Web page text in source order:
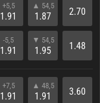
+5,5
1.91
-5,5
1.91
▲ 54,5
1.87
▼ 54,5
1.95
2.70
1.48
+7,5
1.91
▲ 48,5
1.91 3.60